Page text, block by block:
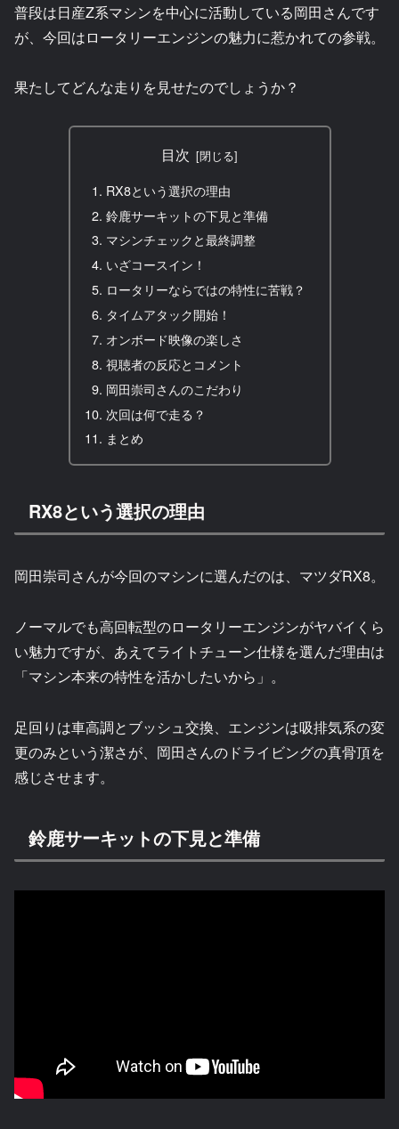
普段は日産Z系マシンを中心に活動している岡田さんです
が、今回はロータリーエンジンの魅力に惹かれての参戦。
果たしてどんな走りを見せたのでしょうか？
目次
RX8という選択の理由
鈴鹿サーキットの下見と準備
マシンチェックと最終調整
いざコースイン！
ロータリーならではの特性に苦戦？
タイムアタック開始！
オンボード映像の楽しさ
視聴者の反応とコメント
岡田崇司さんのこだわり
次回は何で走る？
まとめ
RX8という選択の理由
岡田崇司さんが今回のマシンに選んだのは、マツダRX8。
ノーマルでも高回転型のロータリーエンジンがヤバイくら
い魅力ですが、あえてライトチューン仕様を選んだ理由は
「マシン本来の特性を活かしたいから」。
足回りは車高調とブッシュ交換、エンジンは吸排気系の変
更のみという潔さが、岡田さんのドライビングの真骨頂を
感じさせます。
鈴鹿サーキットの下見と準備